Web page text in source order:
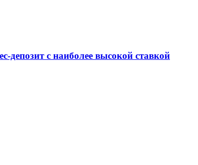
депозит с наиболее высокой ставкой